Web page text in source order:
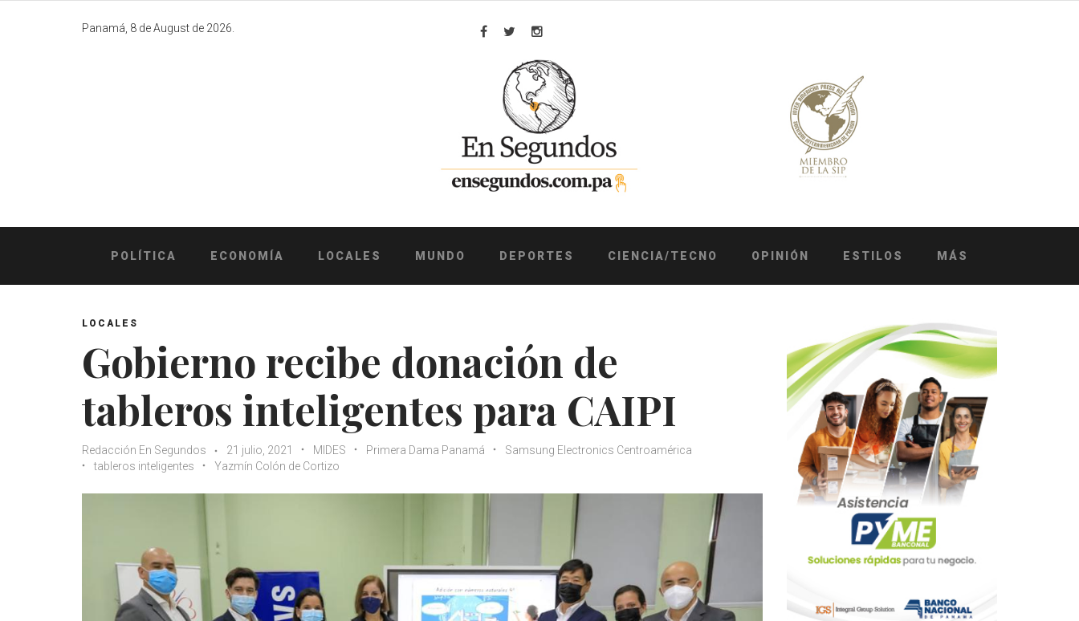
Panamá, 8 de August de 2026.
Facebook
TwitterInstagram
POLÍTICA ECONOMÍA LOCALES MUNDO DEPORTES CIENCIA/TECNO OPINIÓN ESTILOS MÁS
LOCALES
Gobierno recibe donación de
tableros inteligentes para CAIPI
Redacción En Segundos 21 julio, 2021 MIDES Primera Dama Panamá
Samsung Electronics Centroamérica
tableros inteligentes
Yazmín Colón de Cortizo